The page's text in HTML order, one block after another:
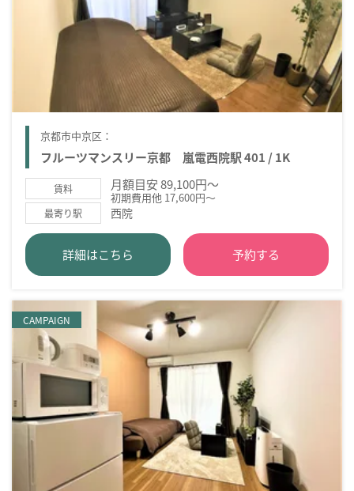
京都市中京区：
フルーツマンスリー京都 嵐電西院駅 401 / 1K
賃料 月額目安 89,100円～
初期費用他 17,600円～
最寄り駅 西院
詳細はこちら 予約する
CAMPAIGN